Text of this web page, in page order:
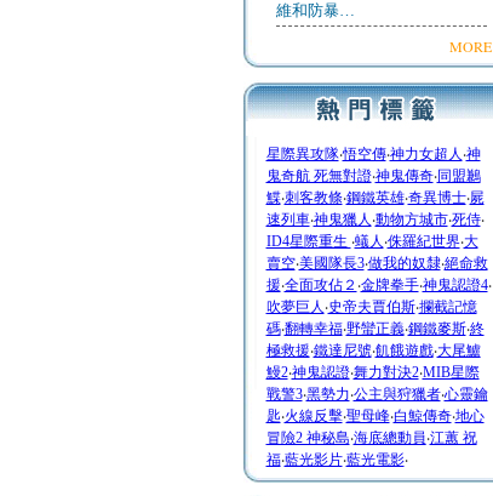
維和防暴…
MORE
星際異攻隊‧悟空傳‧神力女超人 ‧神
鬼奇航 死無對證‧神鬼傳奇‧同盟鶼
鰈‧刺客教條‧鋼鐵英雄‧奇異博士‧屍
速列車‧神鬼獵人 ‧動物方城市‧死侍‧
ID4星際重生 ‧蟻人 ‧侏羅紀世界‧大
賣空‧美國隊長3‧做我的奴隸‧絕命救
援‧全面攻佔２ ‧金牌拳手‧神鬼認證4‧
吹夢巨人 ‧史帝夫賈伯斯‧攔截記憶
碼‧翻轉幸福‧野蠻正義‧鋼鐵麥斯‧終
極救援‧鐵達尼號‧飢餓遊戲‧大尾鱸
鰻2‧神鬼認證‧舞力對決2‧MIB星際
戰警3‧黑勢力‧公主與狩獵者‧心靈鑰
匙‧火線反擊‧聖母峰‧白鯨傳奇‧地心
冒險2 神秘島‧海底總動員‧江蕙 祝
福‧藍光影片‧藍光電影‧